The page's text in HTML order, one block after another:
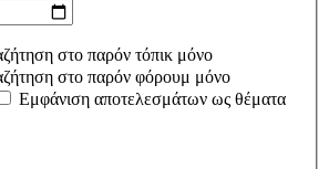
στο παρόν τόπικ μόνο
στο παρόν φόρουμ μόνο
Εμφάνιση αποτελεσμάτων ως θέματα